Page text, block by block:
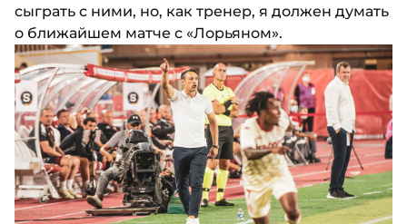
сыграть с ними, но, как тренер, я должен думать
о ближайшем матче с «Лорьяном».